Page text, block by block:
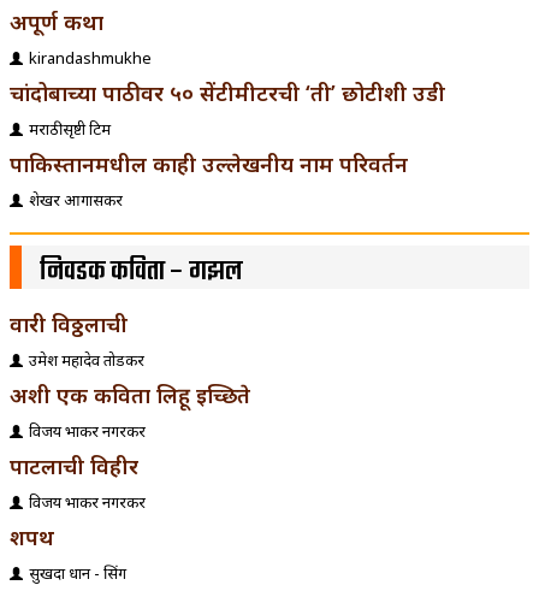
अपूर्ण कथा
kirandashmukhe
चांदोबाच्या पाठीवर ५० सेंटीमीटरची ‘ती’ छोटीशी उडी
मराठीसृष्टी टिम
पाकिस्तानमधील काही उल्लेखनीय नाम परिवर्तन
शेखर आगासकर
निवडक कविता – गझल
वारी विठ्ठलाची
उमेश महादेव तोडकर
अशी एक कविता लिहू इच्छिते
विजय प्रभाकर नगरकर
पाटलाची विहीर
विजय प्रभाकर नगरकर
शपथ
सुखदा प्रधान - सिंग